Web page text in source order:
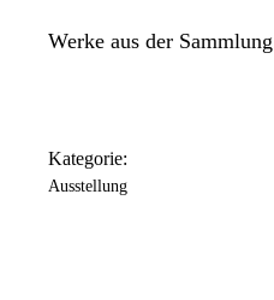
Werke aus der
Kategorie:
Ausstellung